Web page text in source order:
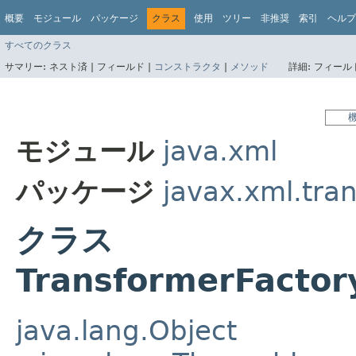
概要 モジュール パッケージ クラス 使用 ツリー 非推奨 索引 ヘルプ
すべてのクラス
サマリー: ネスト済 | フィールド | コンストラクタ | メソッド 詳細: フィー
モジュール java.xml
パッケージ
クラス
java.lang.Object